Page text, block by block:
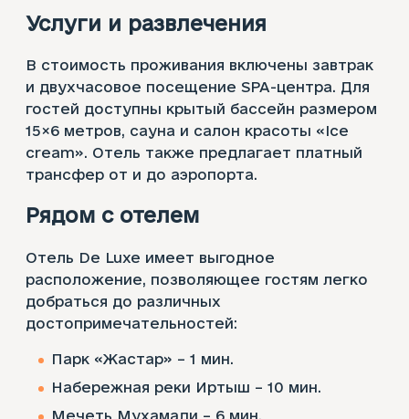
Услуги и развлечения
В стоимость проживания включены завтрак
и двухчасовое посещение SPA-центра. Для
гостей доступны крытый бассейн размером
15×6 метров, сауна и салон красоты «Ice
cream». Отель также предлагает платный
трансфер от и до аэропорта.
Рядом с отелем
Отель De Luxe имеет выгодное
расположение, позволяющее гостям легко
добраться до различных
достопримечательностей:
Парк «Жастар» – 1 мин.
Набережная реки Иртыш – 10 мин.
Мечеть Мухамади – 6 мин.